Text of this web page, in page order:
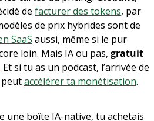
de facturer des tokens, par
de prix hybrides sont de
SaaS aussi, même si le pur
loin. Mais IA ou pas, gratuit
Et si tu as un podcast, l’arrivée de
accélérer ta monétisation.
une boîte IA-native, tu achetais